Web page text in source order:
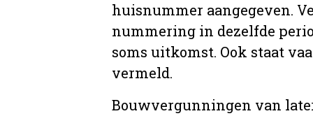
huisnummer aangegeven.
nummering in dezelfde
soms uitkomst. Ook staat
vermeld.
Bouwvergunningen van